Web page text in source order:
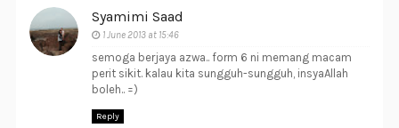
Syamimi Saad
1 June 2013 at 15:46
semoga berjaya azwa.. form 6 ni memang macam
perit sikit. kalau kita sungguh-sungguh, insyaAllah
boleh.. =)
Reply